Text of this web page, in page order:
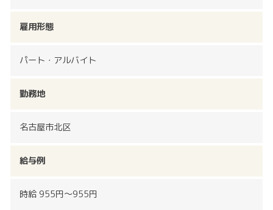
雇用形態
パート・アルバイト
勤務地
名古屋市北区
給与例
時給 955円〜955円